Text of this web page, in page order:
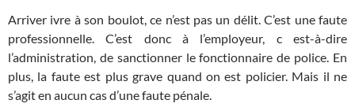
Arriver ivre à son boulot, ce n’est pas un délit. C’est une faute
professionnelle. C’est donc à l’employeur, c est-à-dire
l’administration, de sanctionner le fonctionnaire de police. En
plus, la faute est plus grave quand on est policier. Mais il ne
s’agit en aucun cas d’une faute pénale.